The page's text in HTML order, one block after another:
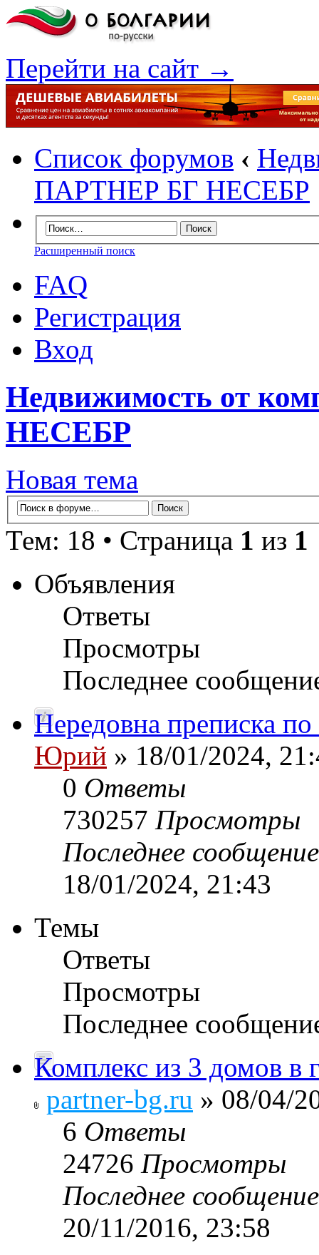
Перейти на сайт →
Список форумов ‹
ПАРТНЕР БГ НЕСЕБР
Расширенный поиск
FAQ
Регистрация
Вход
Недвижимость от
НЕСЕБР
Новая тема
Тем: 18 • Страница 1 из 1
Объявления
Ответы
Просмотры
Последнее
Нередовна преписка
Юрий » 18/01/2024,
0 Ответы
730257 Просмотры
Последнее
18/01/2024, 21:43
Темы
Ответы
Просмотры
Последнее
Комплекс из 3 домов в
partner-bg.ru » 08/04/
6 Ответы
24726 Просмотры
Последнее
20/11/2016, 23:58